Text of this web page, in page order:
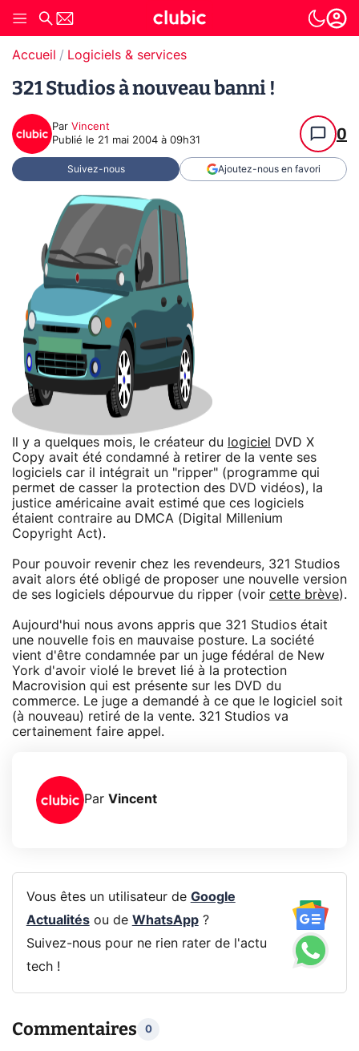
Accueil Logiciels & services
321 Studios à nouveau banni !
Par Vincent
Publié le 21 mai 2004 à 09h31 0
Suivez-nous Ajoutez-nous en favori
Il y a quelques mois, le créateur du logiciel
DVD X
Copy avait été condamné à retirer de la vente ses
logiciels car il intégrait un "ripper" (programme qui
permet de casser la protection des DVD vidéos), la
justice américaine avait estimé que ces logiciels
étaient contraire au DMCA (Digital Millenium
Copyright Act).
Pour pouvoir revenir chez les revendeurs, 321 Studios
avait alors été obligé de proposer une nouvelle version
de ses logiciels dépourvue du ripper (voir cette brève).
Aujourd'hui nous avons appris que 321 Studios était
une nouvelle fois en mauvaise posture. La société
vient d'être condamnée par un juge fédéral de New
York d'avoir violé le brevet lié à la protection
Macrovision qui est présente sur les DVD du
commerce. Le juge a demandé à ce que le logiciel soit
(à nouveau) retiré de la vente. 321 Studios va
certainement faire appel.
Par Vincent
Vous êtes un utilisateur de Google
Actualitésou de WhatsApp?
Suivez-nous pour ne rien rater de l'actu
tech !
Commentaires 0